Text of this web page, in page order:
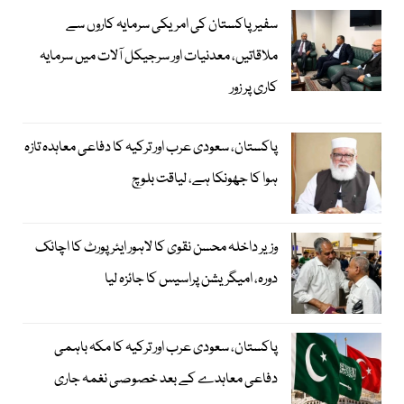
سفیر پاکستان کی امریکی سرمایہ کاروں سے
ملاقاتیں، معدنیات اور سرجیکل آلات میں سرمایہ
کاری پر زور
پاکستان، سعودی عرب اور ترکیہ کا دفاعی معاہدہ تازہ
ہوا کا جھونکا ہے، لیاقت بلوچ
وزیر داخلہ محسن نقوی کا لاہور ایئر پورٹ کا اچانک
دورہ، امیگریشن پراسیس کا جائزہ لیا
پاکستان، سعودی عرب اور ترکیہ کا مکہ باہمی
دفاعی معاہدے کے بعد خصوصی نغمہ جاری